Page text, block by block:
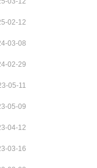
02-12
03-08
02-29
05-11
05-09
04-12
03-16